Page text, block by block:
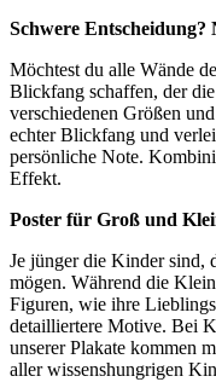
Schwere Entscheidung?
Möchtest du alle Wände
Blickfang schaffen, der
verschiedenen Größen
echter Blickfang und
persönliche Note.
Effekt.
Poster für Groß und
Je jünger die Kinder sind,
mögen. Während die
Figuren, wie ihre
detailliertere Motive. Bei
unserer Plakate kommen
aller wissenshungrigen